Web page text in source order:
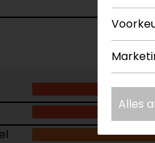
Alles